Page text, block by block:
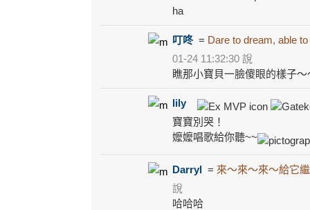
ha
叮咚 = Dare to dream, able to
01-24 11:32:30 說
瞧那小寶貝一臉傻眼的樣子
lily
寶寶別哭！
嬤嬤唱歌給你聽~~
Darryl = 來～來～來～給它
說
哈哈哈